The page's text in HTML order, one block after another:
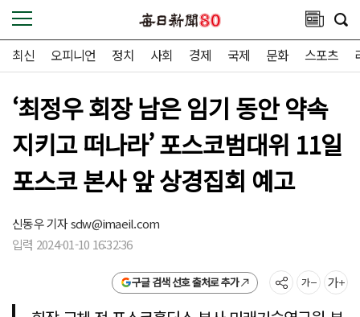
최신 오피니언 정치 사회 경제 국제 문화 스포츠
‘최정우 회장 남은 임기 동안 약속
지키고 떠나라’ 포스코범대위 11일
포스코 본사 앞 상경집회 예고
신동우 기자sdw@imaeil.com
입력 2024-01-10 16:32:36
구글 검색 선호 출처로 추가